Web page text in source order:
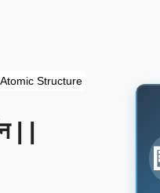
Atomic Structure
| |